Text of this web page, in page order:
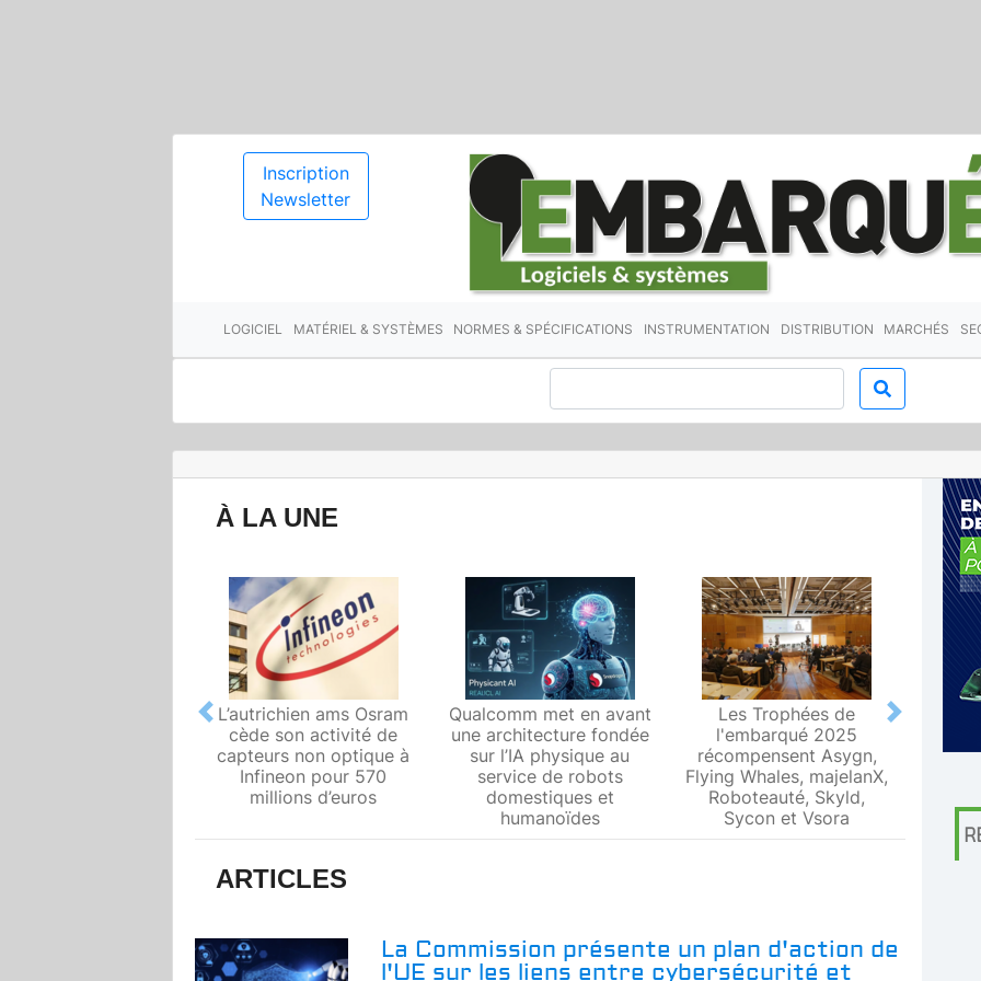
Inscription
Newsletter
LOGICIEL MATÉRIEL & SYSTÈMES NORMES & SPÉCIFICATIONS INSTRUMENTATION DISTRIBUTION MARCHÉS
À LA UNE
L’autrichien ams Osram
cède son activité de
capteurs non optique à
Infineon pour 570
millions d’euros
Qualcomm met en avant
une architecture fondée
sur l’IA physique au
service de robots
domestiques et
humanoïdes
Les Trophées de
l'embarqué 2025
récompensent Asygn,
Flying Whales, majelanX,
Roboteauté, Skyld,
Sycon et Vsora
Le
Previous Next
ARTICLES
La Commission présente un plan d'action de
l'UE sur les liens entre cybersécurité et